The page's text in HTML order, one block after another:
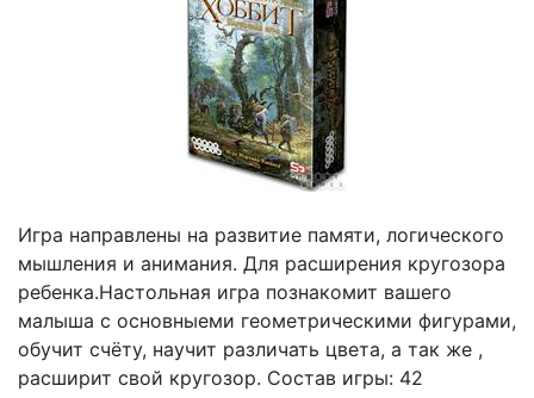
Игра направлены на развитие памяти, логического
мышления и анимания. Для расширения кругозора
ребенка.Настольная игра познакомит вашего
малыша с основныеми геометрическими фигурами,
обучит счёту, научит различать цвета, а так же ,
расширит свой кругозор. Состав игры: 42